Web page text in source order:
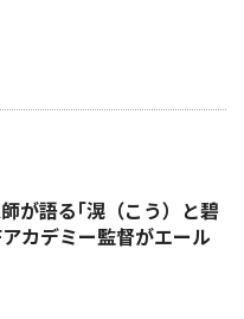
が語る｢滉（こう）と碧
カデミー監督がエール